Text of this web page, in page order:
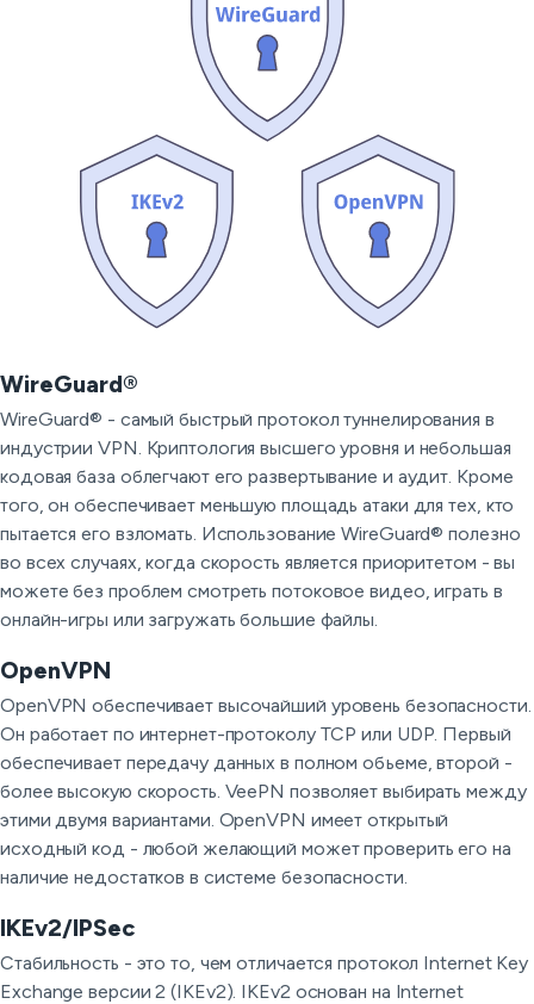
WireGuard®
WireGuard® - самый быстрый протокол туннелирования в
индустрии VPN. Криптология высшего уровня и небольшая
кодовая база облегчают его развертывание и аудит. Кроме
того, он обеспечивает меньшую площадь атаки для тех, кто
пытается его взломать. Использование WireGuard® полезно
во всех случаях, когда скорость является приоритетом - вы
можете без проблем смотреть потоковое видео, играть в
онлайн-игры или загружать большие файлы.
OpenVPN
OpenVPN обеспечивает высочайший уровень безопасности.
Он работает по интернет-протоколу TCP или UDP. Первый
обеспечивает передачу данных в полном объеме, второй -
более высокую скорость. VeePN позволяет выбирать между
этими двумя вариантами. OpenVPN имеет открытый
исходный код - любой желающий может проверить его на
наличие недостатков в системе безопасности.
IKEv2/IPSec
Стабильность - это то, чем отличается протокол Internet Key
Exchange версии 2 (IKEv2). IKEv2 основан на Internet